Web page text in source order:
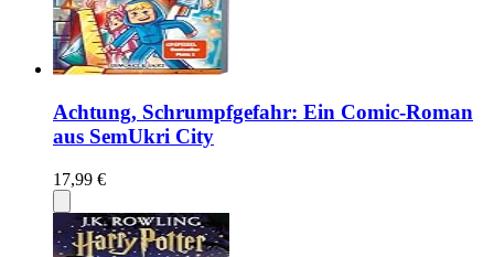
Achtung, Schrumpfgefahr: Ein Comic-Roman
aus SemUkri City
17,99 €